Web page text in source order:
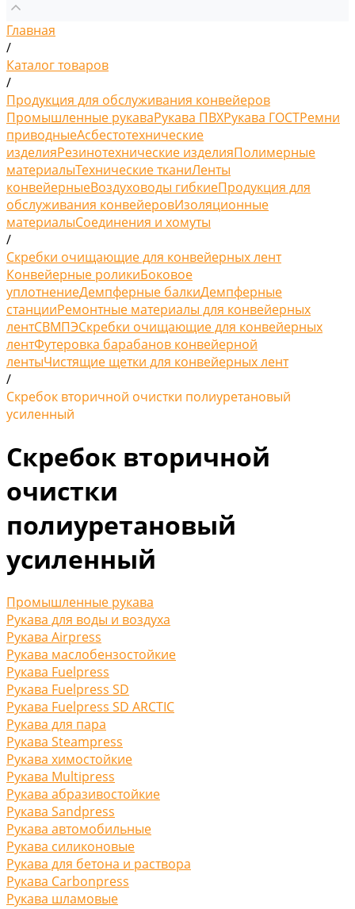
Главная
/
Каталог товаров
/
Продукция для обслуживания конвейеров
Промышленные рукаваРукава ПВХРукава ГОСТРемни
приводныеАсбестотехнические
изделияРезинотехнические изделияПолимерные
материалыТехнические тканиЛенты
конвейерныеВоздуховоды гибкиеПродукция для
обслуживания конвейеровИзоляционные
материалыСоединения и хомуты
/
Скребки очищающие для конвейерных лент
Конвейерные роликиБоковое
уплотнениеДемпферные балкиДемпферные
станцииРемонтные материалы для конвейерных
лентСВМПЭСкребки очищающие для конвейерных
лентФутеровка барабанов конвейерной
лентыЧистящие щетки для конвейерных лент
/
Скребок вторичной очистки полиуретановый
усиленный
Скребок вторичной
очистки
полиуретановый
усиленный
Промышленные рукава
Рукава для воды и воздуха
Рукава Airpress
Рукава маслобензостойкие
Рукава Fuelpress
Рукава Fuelpress SD
Рукава Fuelpress SD ARCTIC
Рукава для пара
Рукава Steampress
Рукава химостойкие
Рукава Multipress
Рукава абразивостойкие
Рукава Sandpress
Рукава автомобильные
Рукава силиконовые
Рукава для бетона и раствора
Рукава Carbonpress
Рукава шламовые